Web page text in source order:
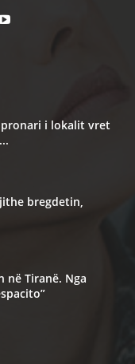
i lokalit vret
bregdetin,
në Tiranë. Nga